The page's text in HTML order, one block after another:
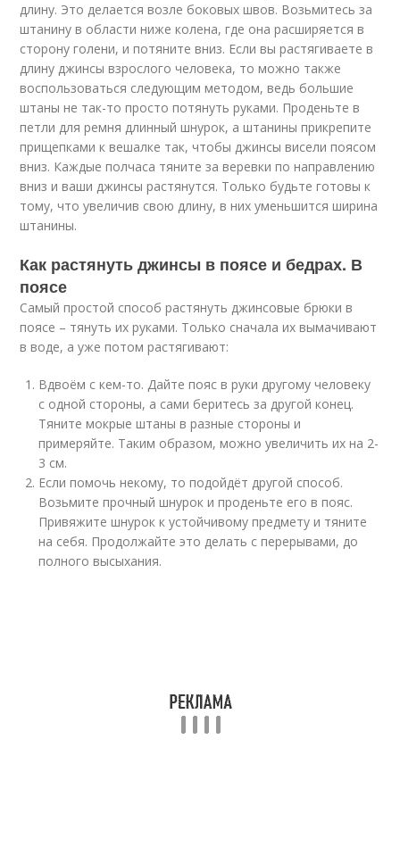
длину. Это делается возле боковых швов. Возьмитесь за
штанину в области ниже колена, где она расширяется в
сторону голени, и потяните вниз. Если вы растягиваете в
длину джинсы взрослого человека, то можно также
воспользоваться следующим методом, ведь большие
штаны не так-то просто потянуть руками. Проденьте в
петли для ремня длинный шнурок, а штанины прикрепите
прищепками к вешалке так, чтобы джинсы висели поясом
вниз. Каждые полчаса тяните за веревки по направлению
вниз и ваши джинсы растянутся. Только будьте готовы к
тому, что увеличив свою длину, в них уменьшится ширина
штанины.
Как растянуть джинсы в поясе и бедрах. В
поясе
Самый простой способ растянуть джинсовые брюки в
поясе – тянуть их руками. Только сначала их вымачивают
в воде, а уже потом растягивают:
Вдвоём с кем-то. Дайте пояс в руки другому человеку
с одной стороны, а сами беритесь за другой конец.
Тяните мокрые штаны в разные стороны и
примеряйте. Таким образом, можно увеличить их на 2-
3 см.
Если помочь некому, то подойдёт другой способ.
Возьмите прочный шнурок и проденьте его в пояс.
Привяжите шнурок к устойчивому предмету и тяните
на себя. Продолжайте это делать с перерывами, до
полного высыхания.